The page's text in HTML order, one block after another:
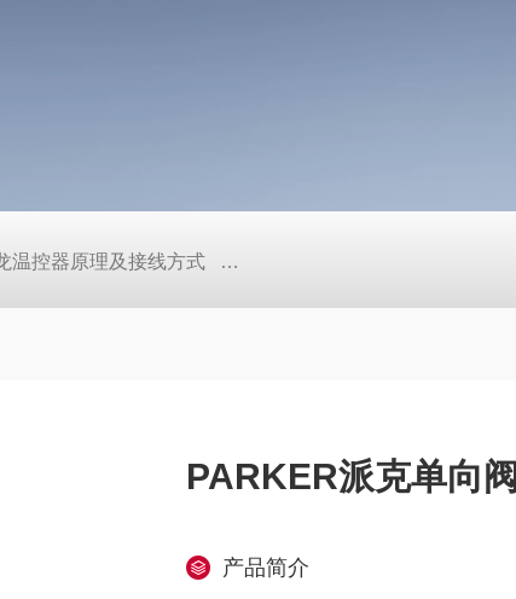
温控器原理及接线方式 日本SMC真空压力开关的中文资
PARKER派克单向
产品简介